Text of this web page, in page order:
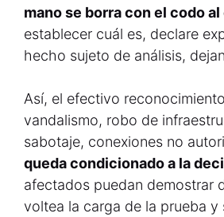
mano se borra con el codo
establecer cuál es, declare
hecho sujeto de análisis,
Así, el efectivo
vandalismo, robo de
sabotaje, conexiones no
queda condicionado a la
afectados puedan demostrar
voltea la carga de la prueba